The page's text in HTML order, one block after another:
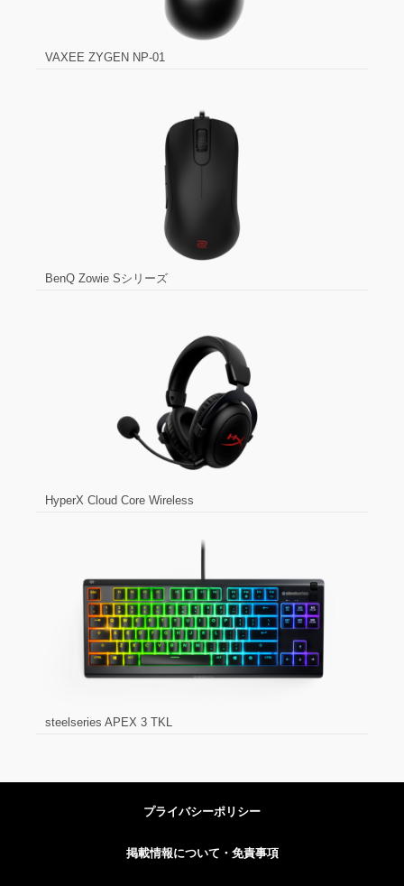
VAXEE ZYGEN NP-01
BenQ Zowie Sシリーズ
HyperX Cloud Core Wireless
steelseries APEX 3 TKL
プライバシーポリシー
掲載情報について・免責事項